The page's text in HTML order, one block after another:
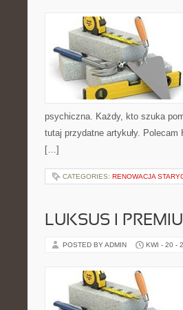
psychiczna. Każdy, kto szuka
tutaj przydatne artykuły.
[…]
CATEGORIES: RENOWACJA
LUKSUS I
POSTED BY ADMIN KWI - 20 -